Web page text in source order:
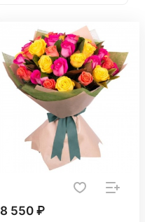
8 550 ₽